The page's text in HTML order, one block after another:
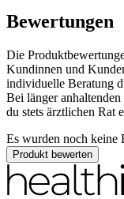
Bewertungen
Die
Kundinnen und
individuelle Beratung
Bei länger
du stets ärztlichen Rat
Es wurden noch keine
Produkt bewerten